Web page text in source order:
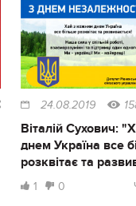
24.08.2019
Віталій Сухович:
днем Україна все
розквітає та
1 0